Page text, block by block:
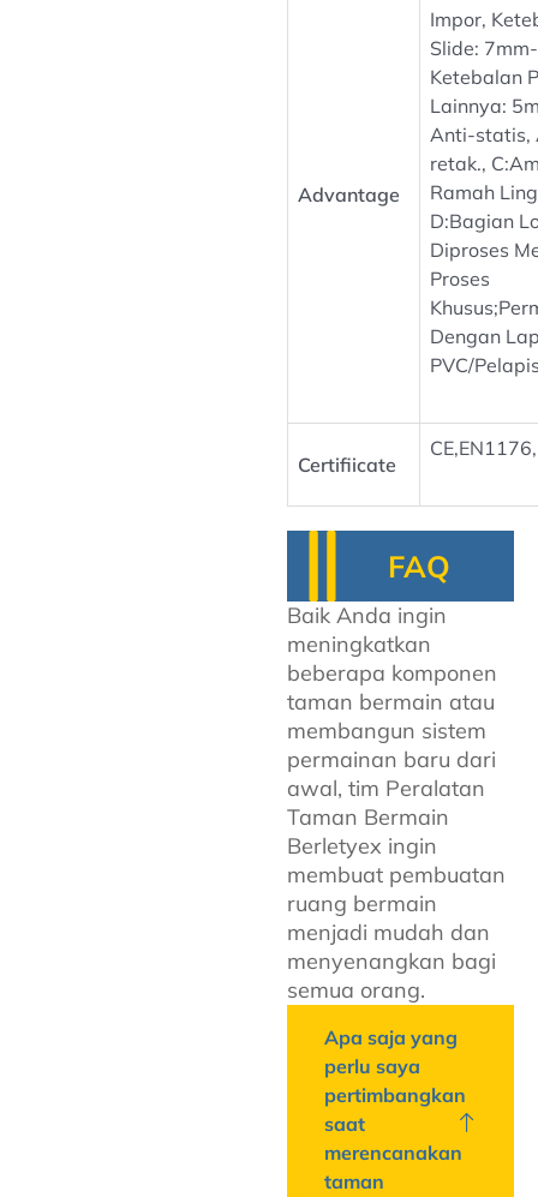
Advantage
Impor,
Slide:
Ketebalan
Lainnya:
Anti-statis,
retak.,
Ramah
D:Bagian
Diproses
Proses
Dengan
PVC/
Certifiicate
FAQ
Baik Anda ingin
meningkatkan
beberapa komponen
taman bermain atau
membangun sistem
permainan baru dari
awal, tim Peralatan
Taman Bermain
Berletyex ingin
membuat pembuatan
ruang bermain
menjadi mudah dan
menyenangkan bagi
semua orang.
Apa saja yang
perlu saya
pertimbangkan
saat
merencanakan
taman